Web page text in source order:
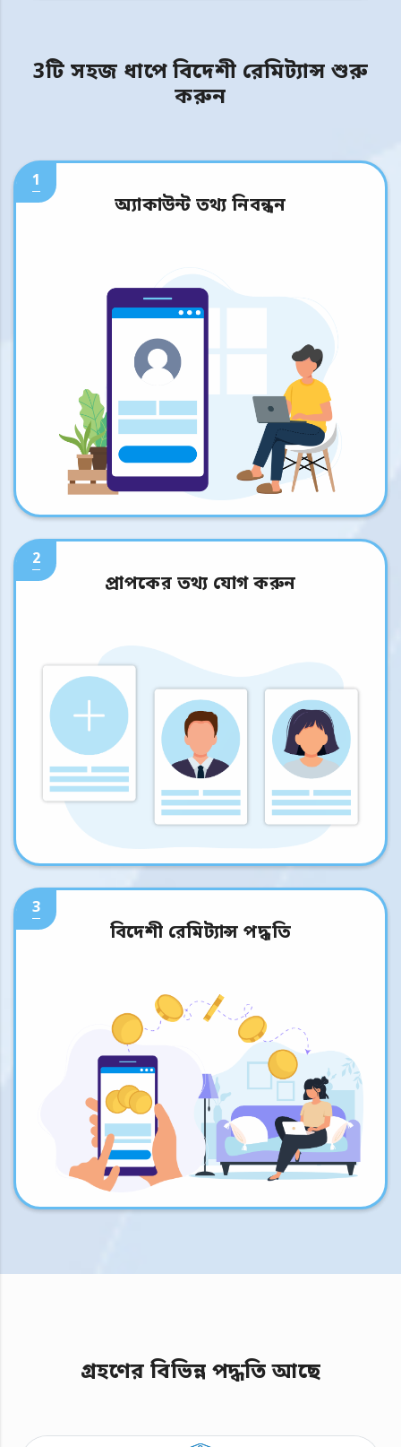
3টি সহজ ধাপে বিদেশী রেমিট্যান্স শুরু
করুন
1
অ্যাকাউন্ট তথ্য নিবন্ধন
2
প্রাপকের তথ্য যোগ করুন
3
বিদেশী রেমিট্যান্স পদ্ধতি
গ্রহণের বিভিন্ন পদ্ধতি আছে